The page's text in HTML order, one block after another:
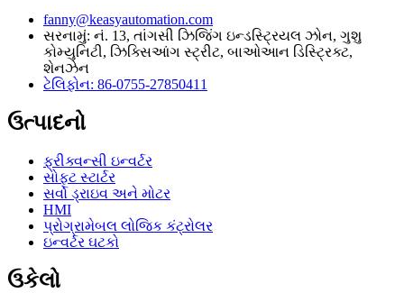
fanny@keasyautomation.com
સરનામું: નં. 13, તાંગસી ઝિજિંગ ઇન્ડસ્ટ્રિયલ ઝોન, ગુશુ
કોમ્યુનિટી, ઝિક્સિઆંગ સ્ટ્રીટ, બાઓઆન ડિસ્ટ્રિક્ટ,
શેનઝેન
ટેલિફોન: 86-0755-27850411
ઉત્પાદનો
ફ્રીક્વન્સી ઇન્વર્ટર
સોફ્ટ સ્ટાર્ટર
સર્વો ડ્રાઇવ અને મોટર
HMI
પ્રોગ્રામેબલ લોજિક કંટ્રોલર
ઇન્વર્ટર ઘટકો
ઉકેલો